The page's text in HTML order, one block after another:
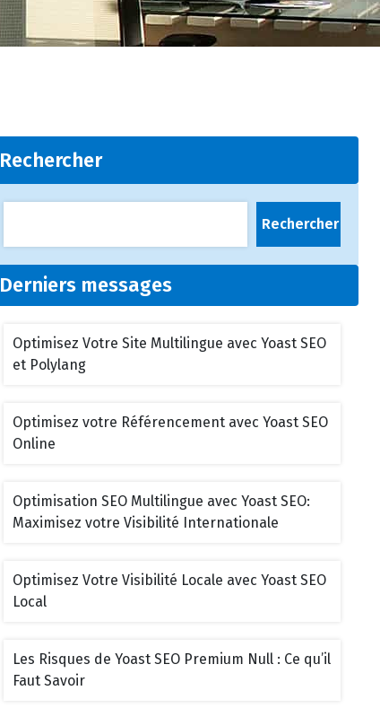
Rechercher
Rechercher
Derniers messages
Optimisez Votre Site Multilingue avec Yoast SEO
et Polylang
Optimisez votre Référencement avec Yoast SEO
Online
Optimisation SEO Multilingue avec Yoast SEO:
Maximisez votre Visibilité Internationale
Optimisez Votre Visibilité Locale avec Yoast SEO
Local
Les Risques de Yoast SEO Premium Null : Ce qu’il
Faut Savoir